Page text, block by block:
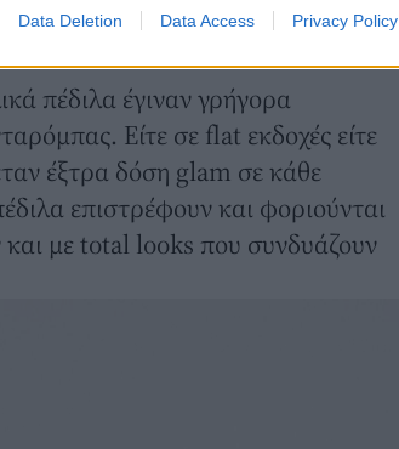
Data Deletion Data Access Privacy Policy
πέδιλα έγιναν γρήγορα
Είτε σε flat εκδοχές είτε
έξτρα δόση glam σε κάθε
επιστρέφουν και φοριούνται
και με total looks που συνδυάζουν